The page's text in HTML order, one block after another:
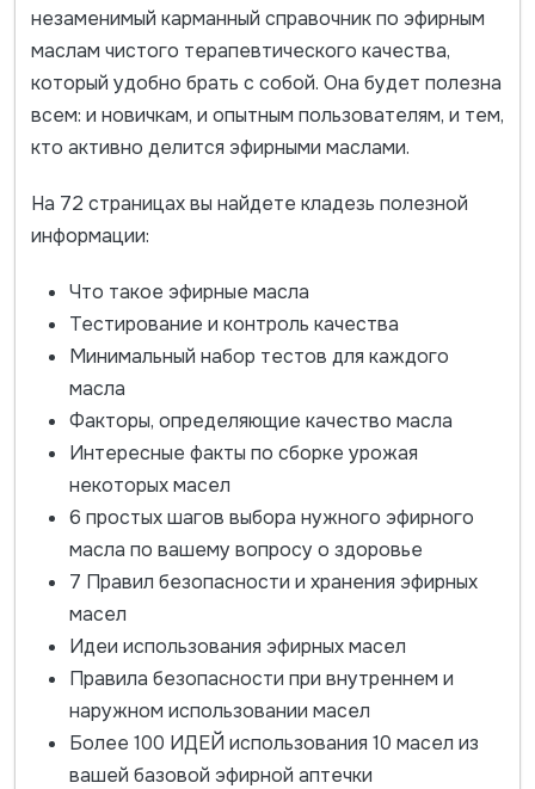
незаменимый карманный справочник по эфирным
маслам чистого терапевтического качества,
который удобно брать с собой. Она будет полезна
всем: и новичкам, и опытным пользователям, и тем,
кто активно делится эфирными маслами.
На 72 страницах вы найдете кладезь полезной
информации:
Что такое эфирные масла
Тестирование и контроль качества
Минимальный набор тестов для каждого
масла
Факторы, определяющие качество масла
Интересные факты по сборке урожая
некоторых масел
6 простых шагов выбора нужного эфирного
масла по вашему вопросу о здоровье
7 Правил безопасности и хранения эфирных
масел
Идеи использования эфирных масел
Правила безопасности при внутреннем и
наружном использовании масел
Более 100 ИДЕЙ использования 10 масел из
вашей базовой эфирной аптечки